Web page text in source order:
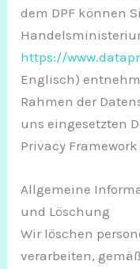
dem DPF können
https://
Englisch)
Rahmen der
uns eingesetzten
Privacy
Allgemeine
und Löschung
Wir löschen
verarbeiten,